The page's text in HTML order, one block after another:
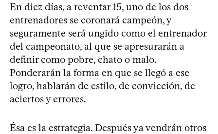
En diez días, a reventar 15, uno de los dos
entrenadores se coronará campeón, y
seguramente será ungido como el entrenador
del campeonato, al que se apresurarán a
definir como pobre, chato o malo.
Ponderarán la forma en que se llegó a ese
logro, hablarán de estilo, de convicción, de
aciertos y errores.
Ésa es la estrategia. Después ya vendrán otros